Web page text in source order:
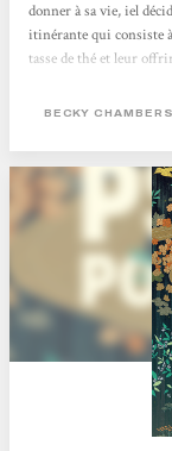
donner à sa vie, iel
itinérante qui consiste
tasse de thé et leur
son espèce est partie
Commence...
BECKY CHAMBERS